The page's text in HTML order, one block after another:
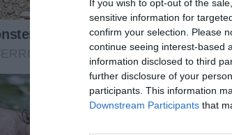
If you wish to opt-out of the
sensitive information for
confirm your selection. Please
continue seeing interest-based
information disclosed to third
further disclosure of your
participants. This information
Downstream Participants that